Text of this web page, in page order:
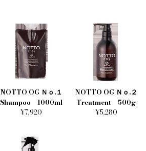
NOTTO OG Ｎｏ.１
Shampoo 1000ml
¥7,920
NOTTO OG Ｎｏ.２
Treatment 500g
¥5,280